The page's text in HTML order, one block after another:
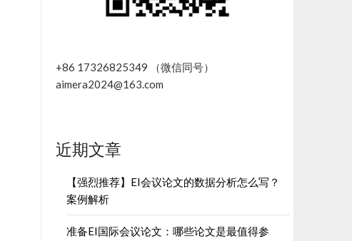
+86 17326825349 （微信同号）
aimera2024@163.com
近期文章
【强烈推荐】EI会议论文的数据分析怎么写？
案例解析
准备EI国际会议论文：哪些论文是最值得参